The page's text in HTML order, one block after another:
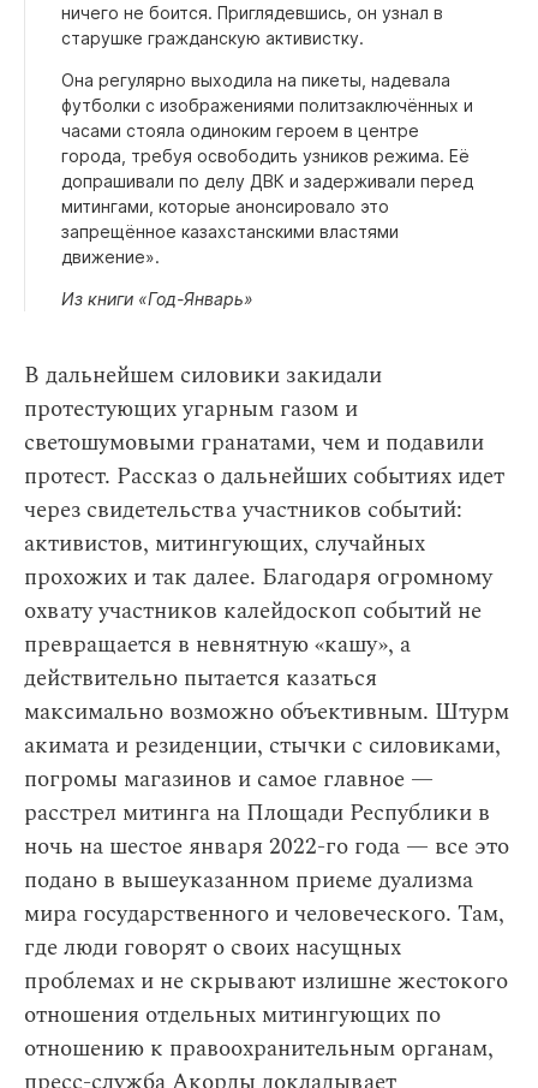
ничего не боится. Приглядевшись, он узнал в
старушке гражданскую активистку.
Она регулярно выходила на пикеты, надевала
футболки с изображениями политзаключённых и
часами стояла одиноким героем в центре
города, требуя освободить узников режима. Её
допрашивали по делу ДВК и задерживали перед
митингами, которые анонсировало это
запрещённое казахстанскими властями
движение».
Из книги «Год-Январь»
В дальнейшем силовики закидали
протестующих угарным газом и
светошумовыми гранатами, чем и подавили
протест. Рассказ о дальнейших событиях идет
через свидетельства участников событий:
активистов, митингующих, случайных
прохожих и так далее. Благодаря огромному
охвату участников калейдоскоп событий не
превращается в невнятную «кашу», а
действительно пытается казаться
максимально возможно объективным. Штурм
акимата и резиденции, стычки с силовиками,
погромы магазинов и самое главное —
расстрел митинга на Площади Республики в
ночь на шестое января 2022-го года — все это
подано в вышеуказанном приеме дуализма
мира государственного и человеческого. Там,
где люди говорят о своих насущных
проблемах и не скрывают излишне жестокого
отношения отдельных митингующих по
отношению к правоохранительным органам,